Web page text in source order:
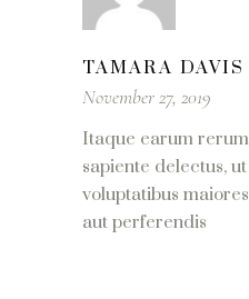
TAMARA DAVIS
November 27, 2019
Itaque earum
sapiente delectus,
voluptatibus
aut perferendis